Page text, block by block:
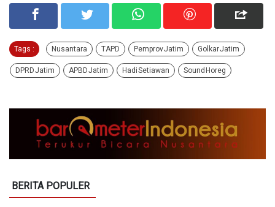
Tags : Nusantara TAPD Pemprov Jatim Golkar Jatim
DPRD Jatim APBD Jatim Hadi Setiawan Sound Horeg
BERITA POPULER